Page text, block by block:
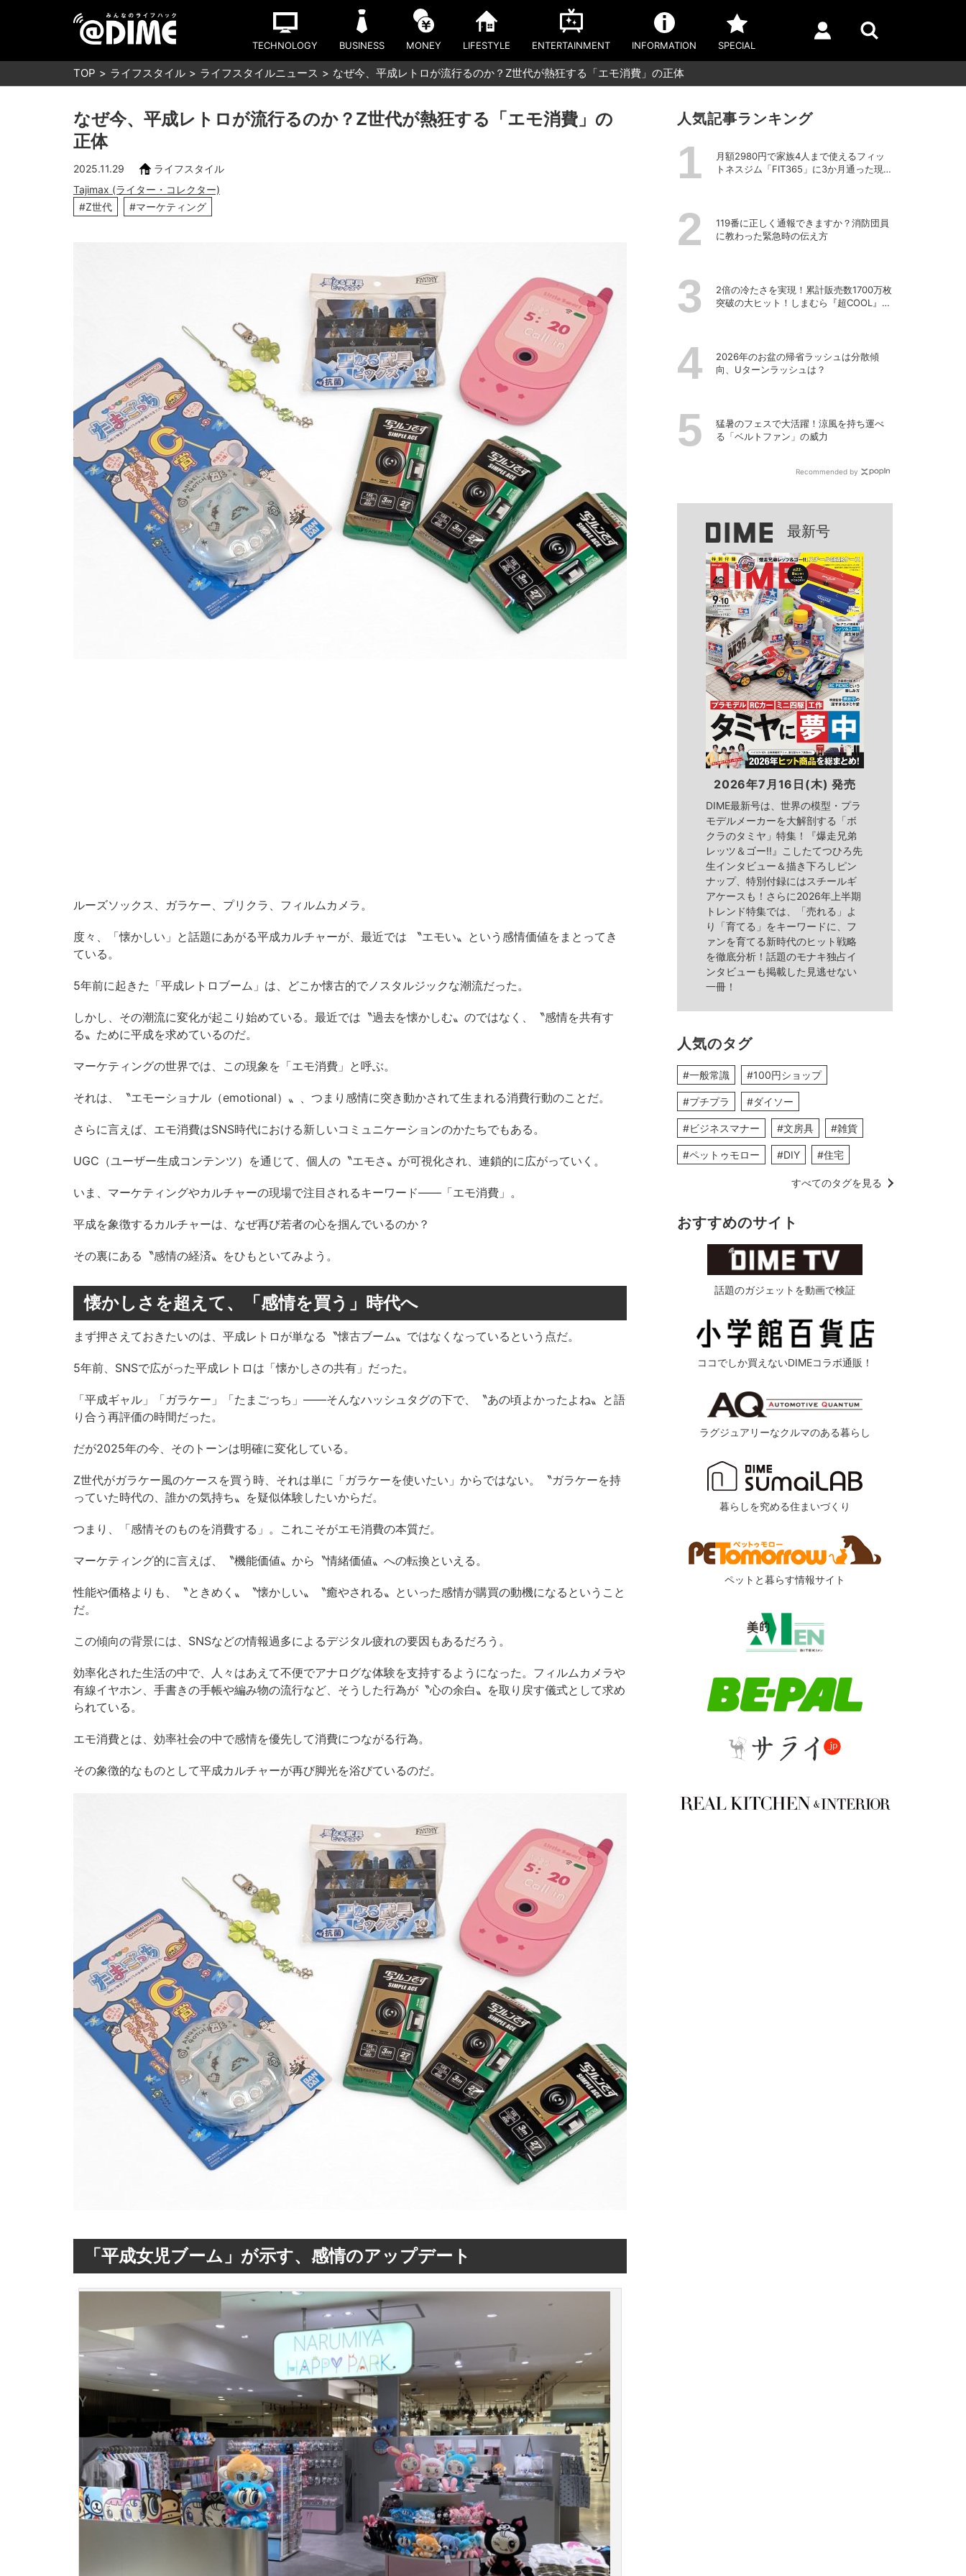
TECHNOLOGY BUSINESS MONEY LIFESTYLE ENTERTAINMENT INFORMATION SPECIAL
TOP ライフスタイル ライフスタイルニュース なぜ今、平成レトロが流行るのか？Z世代が熱狂する「エモ消費」の正体
なぜ今、平成レトロが流行るのか？Z世代が熱狂する「エモ消費」の
正体
2025.11.29
ライフスタイル
Tajimax (ライター・コレクター)
#Z世代
#マーケティング
ルーズソックス、ガラケー、プリクラ、フィルムカメラ。
度々、「懐かしい」と話題にあがる平成カルチャーが、最近では 〝エモい〟という感情価値をまとってき
ている。
5年前に起きた「平成レトロブーム」は、どこか懐古的でノスタルジックな潮流だった。
しかし、その潮流に変化が起こり始めている。最近では〝過去を懐かしむ〟のではなく、〝感情を共有す
る〟ために平成を求めているのだ。
マーケティングの世界では、この現象を「エモ消費」と呼ぶ。
それは、〝エモーショナル（emotional）〟、つまり感情に突き動かされて生まれる消費行動のことだ。
さらに言えば、エモ消費はSNS時代における新しいコミュニケーションのかたちでもある。
UGC（ユーザー生成コンテンツ）を通じて、個人の〝エモさ〟が可視化され、連鎖的に広がっていく。
いま、マーケティングやカルチャーの現場で注目されるキーワード――「エモ消費」。
平成を象徴するカルチャーは、なぜ再び若者の心を掴んでいるのか？
その裏にある〝感情の経済〟をひもといてみよう。
懐かしさを超えて、「感情を買う」時代へ
まず押さえておきたいのは、平成レトロが単なる〝懐古ブーム〟ではなくなっているという点だ。
5年前、SNSで広がった平成レトロは「懐かしさの共有」だった。
「平成ギャル」「ガラケー」「たまごっち」――そんなハッシュタグの下で、〝あの頃よかったよね〟と語
り合う再評価の時間だった。
だが2025年の今、そのトーンは明確に変化している。
Z世代がガラケー風のケースを買う時、それは単に「ガラケーを使いたい」からではない。〝ガラケーを持
っていた時代の、誰かの気持ち〟を疑似体験したいからだ。
つまり、「感情そのものを消費する」。これこそがエモ消費の本質だ。
マーケティング的に言えば、〝機能価値〟から〝情緒価値〟への転換といえる。
性能や価格よりも、〝ときめく〟〝懐かしい〟〝癒やされる〟といった感情が購買の動機になるということ
だ。
この傾向の背景には、SNSなどの情報過多によるデジタル疲れの要因もあるだろう。
効率化された生活の中で、人々はあえて不便でアナログな体験を支持するようになった。フィルムカメラや
有線イヤホン、手書きの手帳や編み物の流行など、そうした行為が〝心の余白〟を取り戻す儀式として求め
られている。
エモ消費とは、効率社会の中で感情を優先して消費につながる行為。
その象徴的なものとして平成カルチャーが再び脚光を浴びているのだ。
「平成女児ブーム」が示す、感情のアップデート
人気記事ランキング
月額2980円で家族4人まで使えるフィッ
トネスジム「FIT365」に3か月通った現在
119番に正しく通報できますか？消防団員
に教わった緊急時の伝え方
2倍の冷たさを実現！累計販売数1700万枚
突破の大ヒット！しまむら『超COOL』シ
2026年のお盆の帰省ラッシュは分散傾
向、Uターンラッシュは？
猛暑のフェスで大活躍！涼風を持ち運べ
る「ベルトファン」の威力
Recommended by
最新号
2026年7月16日(木) 発売
DIME最新号は、世界の模型・プラ
モデルメーカーを大解剖する「ボ
クラのタミヤ」特集！『爆走兄弟
レッツ＆ゴー!!』こしたてつひろ先
生インタビュー＆描き下ろしピン
ナップ、特別付録にはスチールギ
アケースも！さらに2026年上半期
トレンド特集では、「売れる」よ
り「育てる」をキーワードに、フ
ァンを育てる新時代のヒット戦略
を徹底分析！話題のモナキ独占イ
ンタビューも掲載した見逃せない
一冊！
人気のタグ
#一般常識 #100円ショップ
#プチプラ #ダイソー
#ビジネスマナー #文房具 #雑貨
#ペットゥモロー #DIY #住宅
すべてのタグを見る
おすすめのサイト
話題のガジェットを動画で検証
ココでしか買えないDIMEコラボ通販！
ラグジュアリーなクルマのある暮らし
暮らしを究める住まいづくり
ペットと暮らす情報サイト